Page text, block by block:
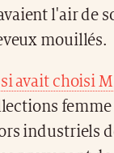
l'air de
mouillés.
avait choisi
industriels